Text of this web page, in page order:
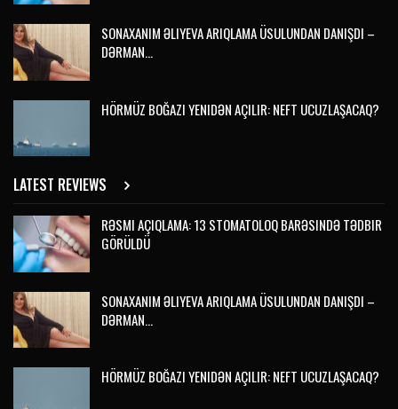
SONAXANIM ƏLIYEVA ARIQLAMA ÜSULUNDAN DANIŞDI –
DƏRMAN…
HÖRMÜZ BOĞAZI YENIDƏN AÇILIR: NEFT UCUZLAŞACAQ?
LATEST REVIEWS
RƏSMI AÇIQLAMA: 13 STOMATOLOQ BARƏSINDƏ TƏDBIR
GÖRÜLDÜ
SONAXANIM ƏLIYEVA ARIQLAMA ÜSULUNDAN DANIŞDI –
DƏRMAN…
HÖRMÜZ BOĞAZI YENIDƏN AÇILIR: NEFT UCUZLAŞACAQ?